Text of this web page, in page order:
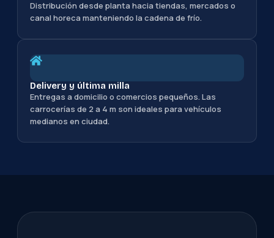
Distribución desde planta hacia tiendas, mercados o
canal horeca manteniendo la cadena de frío.
Delivery y última milla
Entregas a domicilio o comercios pequeños. Las
carrocerías de 2 a 4 m son ideales para vehículos
medianos en ciudad.